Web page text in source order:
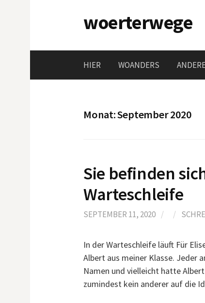
woerterwege
HIER WOANDERS
Monat:September 2020
Sie befinden
Warteschleife
SEPTEMBER 11, 2020 / /
In der Warteschleife läuft Für
Albert aus meiner Klasse. Jeder
Namen und vielleicht hatte
zumindest kein anderer auf die